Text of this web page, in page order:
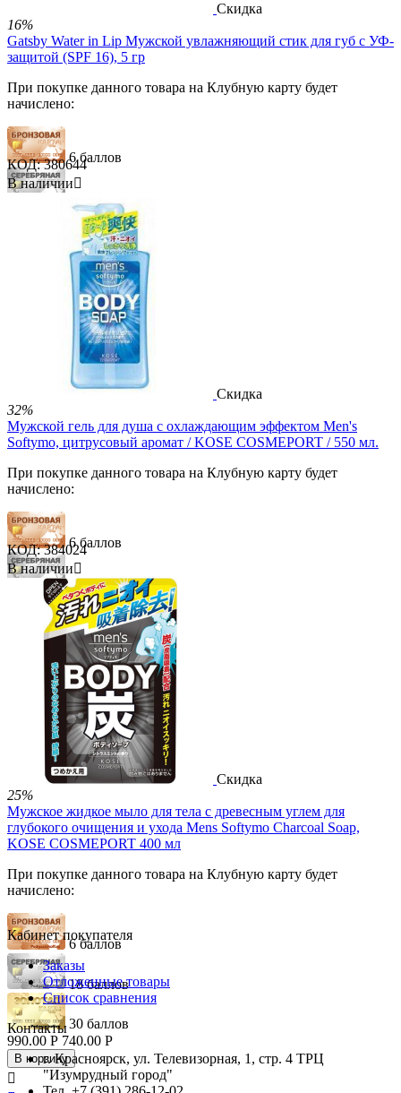
Скидка
16%
Gatsby Water in Lip Мужской увлажняющий стик для губ с УФ-
защитой (SPF 16), 5 гр
При покупке данного товара на Клубную карту будет
начислено:
6 баллов
30 баллов
580.00 Р
КОД: 380644
В наличии
Скидка
32%
Мужской гель для душа с охлаждающим эффектом Men's
Softymo, цитрусовый аромат / KOSE COSMEPORT / 550 мл.
При покупке данного товара на Клубную карту будет
начислено:
6 баллов
18 баллов
30 баллов
1 930.00 Р 1 320.00 Р
В корзину
КОД: 384024
В наличии
Скидка
25%
Мужское жидкое мыло для тела c древесным углем для
глубокого очищения и ухода Mens Softymo Charcoal Soap,
KOSE COSMEPORT 400 мл
При покупке данного товара на Клубную карту будет
начислено:
6 баллов
18 баллов
30 баллов
990.00 Р 740.00 Р
В корзину

Кабинет покупателя
Заказы
Отложенные товары
Список сравнения
Контакты
г. Красноярск, ул. Телевизорная, 1, стр. 4 ТРЦ
"Изумрудный город"